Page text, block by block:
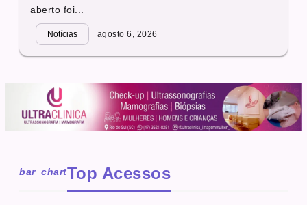
aberto foi...
Notícias agosto 6, 2026
bar_chartTop Acessos